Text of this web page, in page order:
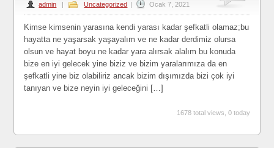
admin | Uncategorized | Ocak 7, 2021
Kimse kimsenin yarasına kendi yarası kadar şefkatli olamaz;bu
hayatta ne yaşarsak yaşayalım ve ne kadar derdimiz olursa
olsun ve hayat boyu ne kadar yara alırsak alalım bu konuda
bize en iyi gelecek yine biziz ve bizim yaralarımıza da en
şefkatli yine biz olabiliriz ancak bizim dışımızda bizi çok iyi
tanıyan ve bize neyin iyi geleceğini […]
1678 total views, 0 today